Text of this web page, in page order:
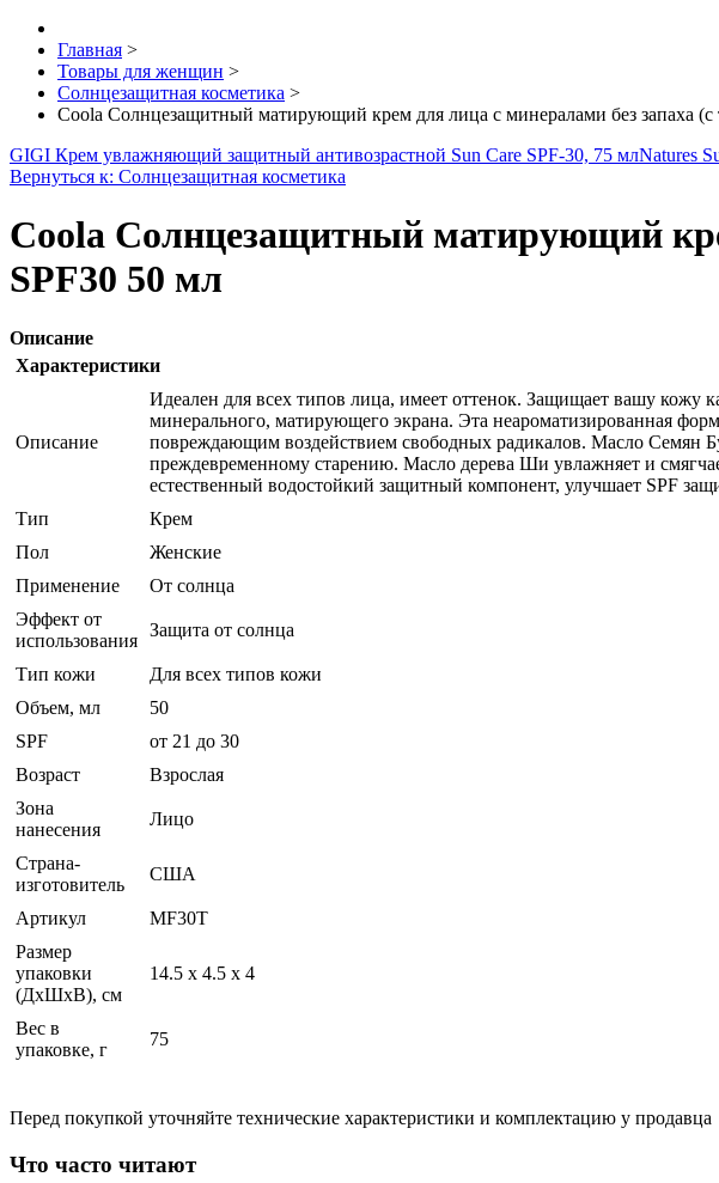
Главная >
Товары для женщин >
Солнцезащитная косметика >
Coola Солнцезащитный матирующий крем для лица с минералами без запаха
GIGI Крем увлажняющий защитный антивозрастной Sun Care SPF-30, 75 млNatures
Вернуться к: Солнцезащитная косметика
Coola Солнцезащитный матирующий
SPF30 50 мл
Описание
Характеристики
Описание
Идеален для всех типов лица, имеет оттенок. Защищает вашу кожу
минерального, матирующего экрана. Эта неароматизированная
повреждающим воздействием свободных радикалов. Масло Cемян
преждевременному старению. Масло дерева Ши увлажняет и
естественный водостойкий защитный компонент, улучшает SPF
Тип
Крем
Пол
Женские
Применение
От солнца
Эффект от
использования
Защита от солнца
Тип кожи
Для всех типов кожи
Объем, мл
50
SPF
от 21 до 30
Возраст
Взрослая
Зона
нанесения
Лицо
Страна-
изготовитель
США
Артикул
MF30T
Размер
упаковки
(ДхШхВ), см
14.5 x 4.5 x 4
Вес в
упаковке, г
75
Перед покупкой уточняйте технические характеристики и комплектацию у продавца
Что часто читают